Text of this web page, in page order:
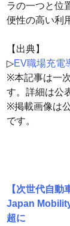
ラの一つと位
便性の高い利
【出典】
▷EV職場充電
※本記事は一
す。詳細は公
※掲載画像は
です。
【次世代自動
Japan
超に